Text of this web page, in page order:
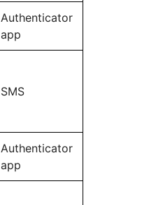
Authenticator
app
SMS
Authenticator
app